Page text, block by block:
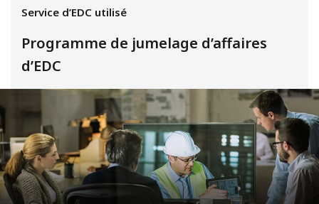
Service d’EDC utilisé
Programme de jumelage d’affaires
d’EDC